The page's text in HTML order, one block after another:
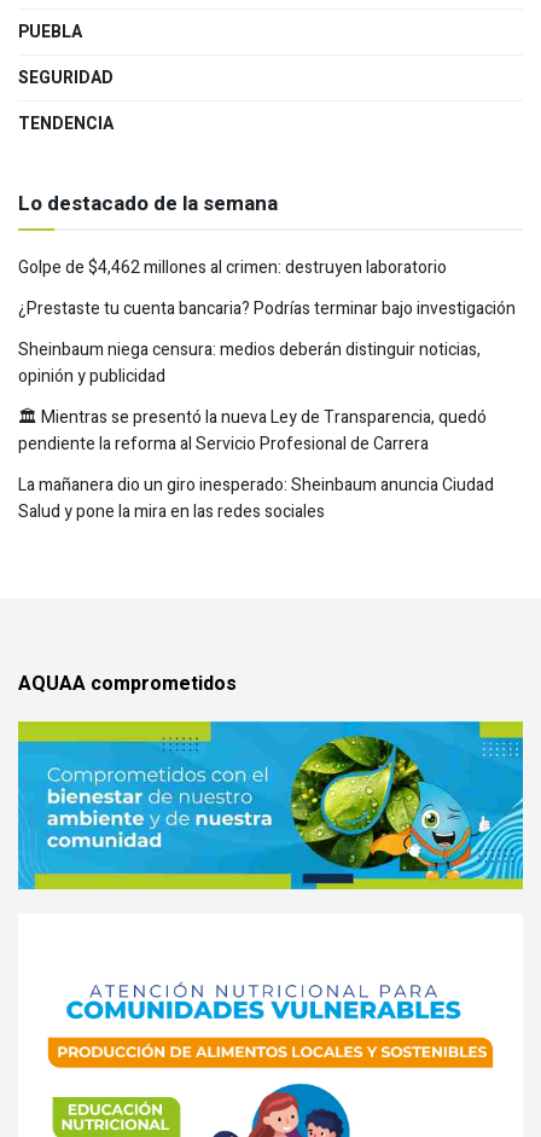
PUEBLA
SEGURIDAD
TENDENCIA
Lo destacado de la semana
Golpe de $4,462 millones al crimen: destruyen laboratorio
¿Prestaste tu cuenta bancaria? Podrías terminar bajo investigación
Sheinbaum niega censura: medios deberán distinguir noticias,
opinión y publicidad
🏛️ Mientras se presentó la nueva Ley de Transparencia, quedó
pendiente la reforma al Servicio Profesional de Carrera
La mañanera dio un giro inesperado: Sheinbaum anuncia Ciudad
Salud y pone la mira en las redes sociales
AQUAA comprometidos